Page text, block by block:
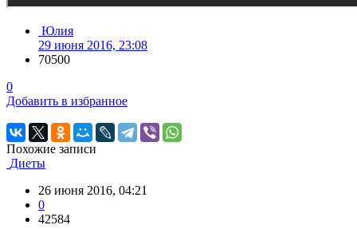
Юлия
29 июня 2016, 23:08
70500
0
Добавить в избранное
Похожие записи
Диеты
26 июня 2016, 04:21
0
42584